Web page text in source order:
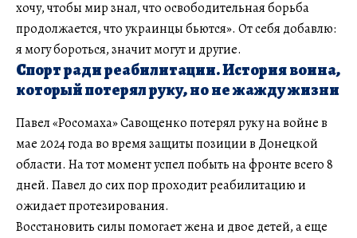
хочу, чтобы мир знал, что освободительная борьба
продолжается, что украинцы бьются». От себя добавлю:
я могу бороться, значит могут и другие.
Спорт ради реабилитации. История воина,
который потерял руку, но не жажду жизни
Павел «Росомаха» Савощенко потерял руку на войне в
мае 2024 года во время защиты позиции в Донецкой
области. На тот момент успел побыть на фронте всего 8
дней. Павел до сих пор проходит реабилитацию и
ожидает протезирования.
Восстановить силы помогает жена и двое детей, а еще